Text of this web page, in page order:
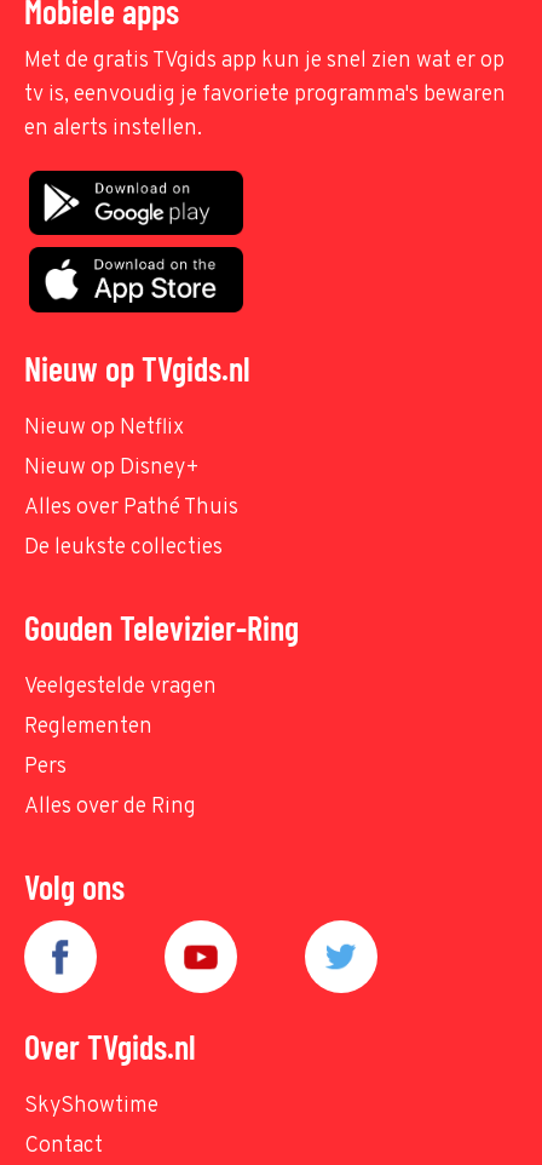
Mobiele apps
Met de gratis TVgids app kun je snel zien wat er op
tv is, eenvoudig je favoriete programma's bewaren
en alerts instellen.
Nieuw op TVgids.nl
Nieuw op Netflix
Nieuw op Disney+
Alles over Pathé Thuis
De leukste collecties
Gouden Televizier-Ring
Veelgestelde vragen
Reglementen
Pers
Alles over de Ring
Volg ons
Over TVgids.nl
SkyShowtime
Contact